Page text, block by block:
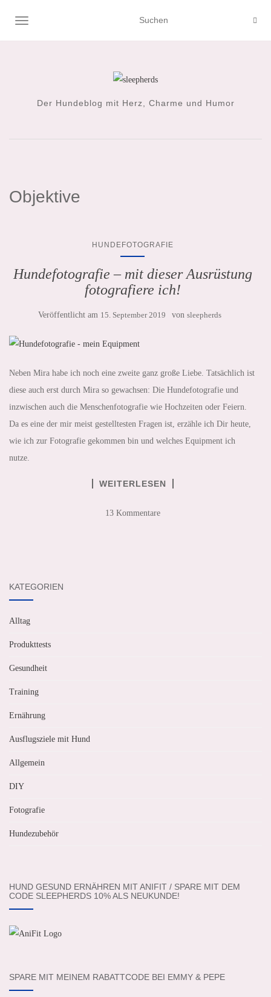
NAVIGATION UMSCHALTEN
Der Hundeblog mit Herz, Charme und Humor
Objektive
HUNDEFOTOGRAFIE
Hundefotografie – mit dieser Ausrüstung
fotografiere ich!
Veröffentlicht am 15. September 2019 von sleepherds
Neben Mira habe ich noch eine zweite ganz große Liebe. Tatsächlich ist
diese auch erst durch Mira so gewachsen: Die Hundefotografie und
inzwischen auch die Menschenfotografie wie Hochzeiten oder Feiern.
Da es eine der mir meist gestelltesten Fragen ist, erzähle ich Dir heute,
wie ich zur Fotografie gekommen bin und welches Equipment ich
nutze.
WEITERLESEN
13 Kommentare
KATEGORIEN
Alltag
Produkttests
Gesundheit
Training
Ernährung
Ausflugsziele mit Hund
Allgemein
DIY
Fotografie
Hundezubehör
HUND GESUND ERNÄHREN MIT ANIFIT / SPARE MIT DEM
CODE SLEEPHERDS 10% ALS NEUKUNDE!
SPARE MIT MEINEM RABATTCODE BEI EMMY & PEPE